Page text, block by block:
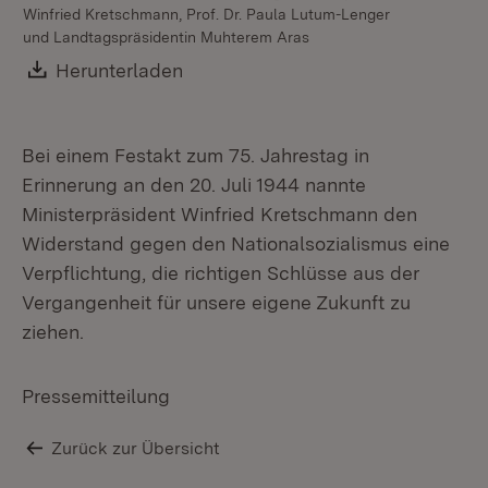
Winfried Kretschmann, Prof. Dr. Paula Lutum-Lenger
und Landtagspräsidentin Muhterem Aras
Download:
Herunterladen
Bei einem Festakt zum 75. Jahrestag in
Erinnerung an den 20. Juli 1944 nannte
Ministerpräsident Winfried Kretschmann den
Widerstand gegen den Nationalsozialismus eine
Verpflichtung, die richtigen Schlüsse aus der
Vergangenheit für unsere eigene Zukunft zu
ziehen.
Pressemitteilung
Zurück zur Übersicht